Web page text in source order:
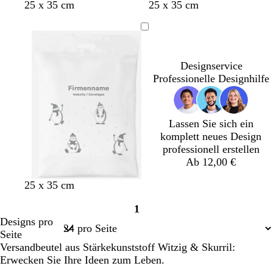
25 x 35 cm 25 x 35 cm
25 x 35 cm
Designservice
Professionelle Designhilfe
Lassen Sie sich ein
komplett neues Design
professionell erstellen
Ab 12,00 €
Seite
1
Designs pro
Seite
Versandbeutel aus Stärkekunststoff Witzig & Skurril:
Erwecken Sie Ihre Ideen zum Leben.